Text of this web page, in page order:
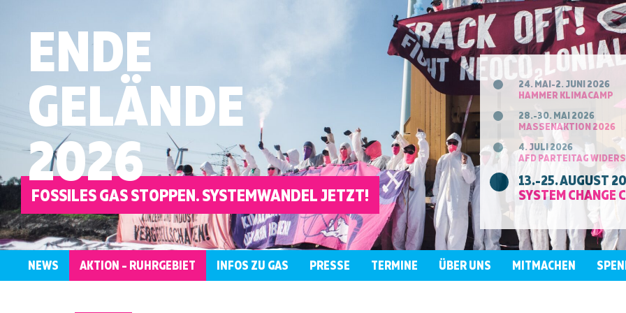
ENDE
GELÄNDE
2026
FOSSILES GAS STOPPEN. SYSTEMWANDEL JETZT!
24. MAI-2. JUNI 2026
HAMMER KLIMACAMP
28.-30. MAI 2026
MASSENAKTION 2026
4. JULI 2026
AFD PARTEITAG
13.-25. AUGUST
SYSTEM CHANGE
NEWS AKTION – RUHRGEBIET INFOS ZU GAS PRESSE TERMINE ÜBER UNS MITMACHEN